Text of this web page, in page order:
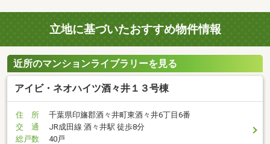
立地に基づいたおすすめ物件情報
近所のマンションライブラリーを見る
アイビ・ネオハイツ酒々井１３号棟
住 所
千葉県印旛郡酒々井町東酒々井6丁目6番
交 通
JR成田線 酒々井駅 徒歩8分
総戸数
40戸